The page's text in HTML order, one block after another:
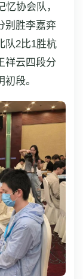
协会队，
别胜李嘉弈
队2比1胜杭
祥云四段分
段。